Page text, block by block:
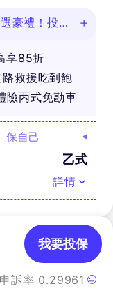
豪禮！投保
享85折
救援吃到飽
險丙式免勘車
保自己
乙式
詳情
申訴率 0.29961
我要投保